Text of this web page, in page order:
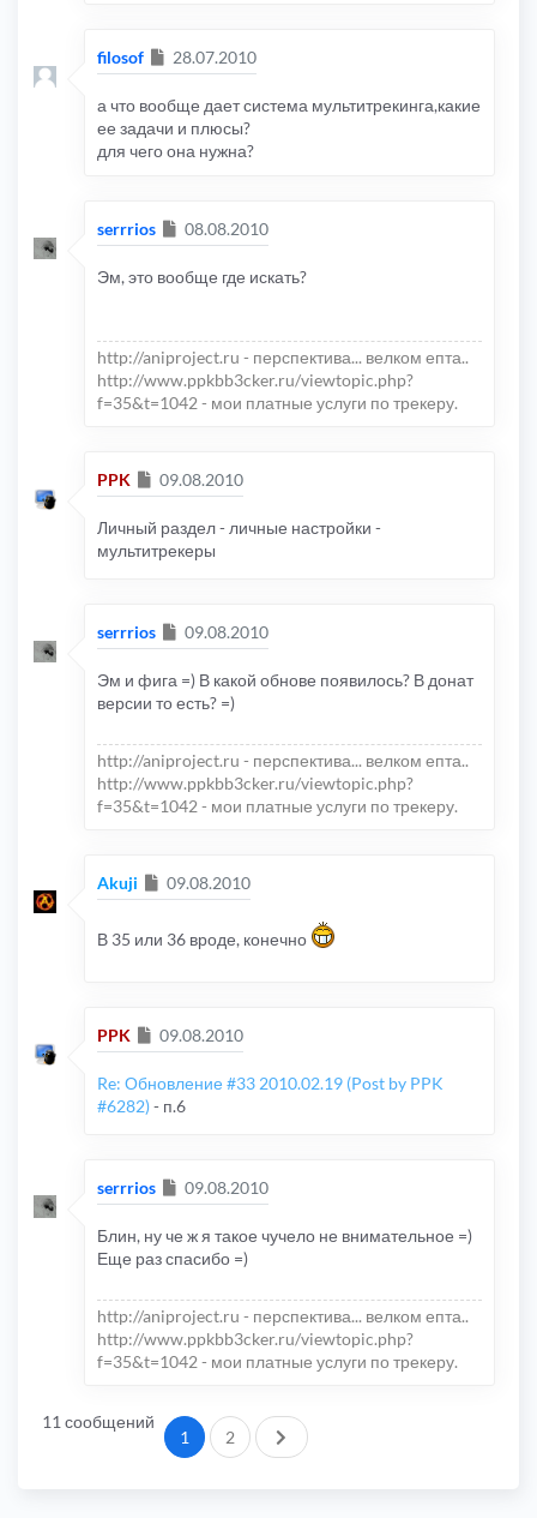
filosof Сообщение
28.07.2010
а что вообще дает система мультитрекинга,какие
ее задачи и плюсы?
для чего она нужна?
serrrios Сообщение
08.08.2010
Эм, это вообще где искать?
http://aniproject.ru - перспектива... велком епта..
http://www.ppkbb3cker.ru/viewtopic.php?
f=35&t=1042 - мои платные услуги по трекеру.
PPK Сообщение
09.08.2010
Личный раздел - личные настройки -
мультитрекеры
serrrios Сообщение
09.08.2010
Эм и фига =) В какой обнове появилось? В донат
версии то есть? =)
http://aniproject.ru - перспектива... велком епта..
http://www.ppkbb3cker.ru/viewtopic.php?
f=35&t=1042 - мои платные услуги по трекеру.
Akuji Сообщение
09.08.2010
В 35 или 36 вроде, конечно
PPK Сообщение
09.08.2010
Re: Обновление #33 2010.02.19 (Post by PPK
#6282)- п.6
serrrios Сообщение
09.08.2010
Блин, ну че ж я такое чучело не внимательное =)
Еще раз спасибо =)
http://aniproject.ru - перспектива... велком епта..
http://www.ppkbb3cker.ru/viewtopic.php?
f=35&t=1042 - мои платные услуги по трекеру.
11 сообщений
1 2 След.